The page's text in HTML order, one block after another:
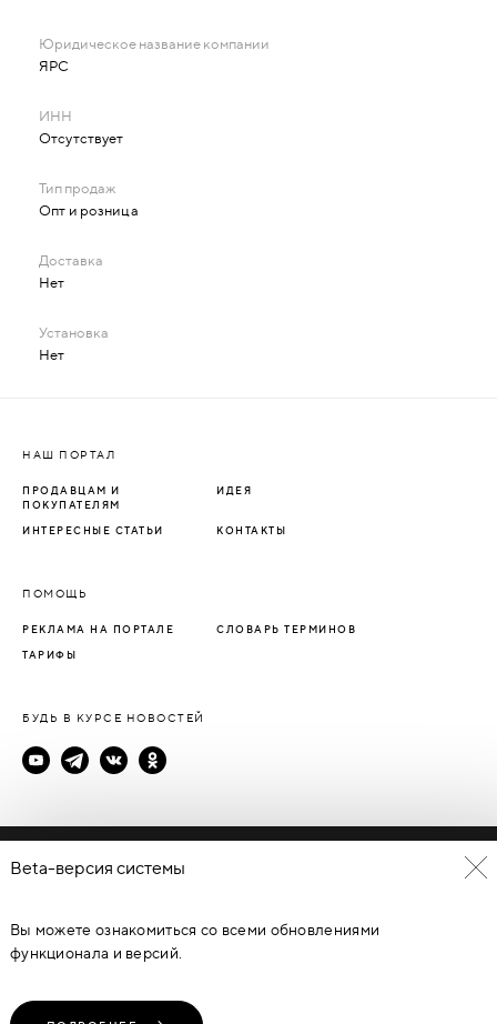
ЯРС
Отсутствует
Опт и розница
Нет
Нет
НАШ ПОРТАЛ
ПРОДАВЦАМ И
ПОКУПАТЕЛЯМ
ИДЕЯ
ИНТЕРЕСНЫЕ СТАТЬИ КОНТАКТЫ
ПОМОЩЬ
РЕКЛАМА НА ПОРТАЛЕ СЛОВАРЬ ТЕРМИНОВ
ТАРИФЫ
БУДЬ В КУРСЕ НОВОСТЕЙ
Политика конфиденциальности
© Каталог дверей - DverProf, 2021-2026Материалы сайта
являются объектами авторского права. Запрещается
копирование, распространение, любое использование
ФЕДЕРАЦИИ ОТ 09.07.93Г. №5351-1 “ОБ АВТОРСКОМ ПРАВЕ И
СМЕЖНЫХ ПРАВАХ” (с изменениями от 19 июля 1995 г., 20 июля
Beta-версия системы
Вы можете ознакомиться со всеми обновлениями
функционала и версий.